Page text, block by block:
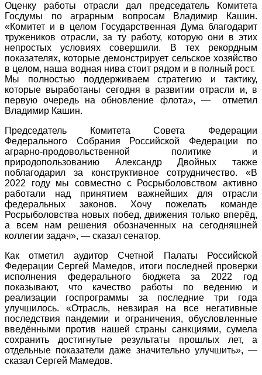
Оценку работы отрасли дал председатель Комитета
Госдумы по аграрным вопросам Владимир Кашин.
«Комитет и в целом Государственная Дума благодарит
тружеников отрасли, за ту работу, которую они в этих
непростых условиях совершили. В тех рекордным
показателях, которые демонстрирует сельское хозяйство
в целом, наша водная нива стоит рядом и в полный рост.
Мы полностью поддерживаем стратегию и тактику,
которые выработаны сегодня в развитии отрасли и, в
первую очередь на обновление флота», — отметил
Владимир Кашин.
Председатель Комитета Совета Федерации
Федерального Собрания Российской Федерации по
аграрно-продовольственной политике и
природопользованию Александр Двойных также
поблагодарил за конструктивное сотрудничество. «В
2022 году мы совместно с Росрыболовством активно
работали над принятием важнейших для отрасли
федеральных законов. Хочу пожелать команде
Росрыболовства новых побед, движения только вперёд,
а всем нам решения обозначенных на сегодняшней
коллегии задач», — сказал сенатор.
Как отметил аудитор Счетной Палаты Российской
Федерации Сергей Мамедов, итоги последней проверки
исполнения федерального бюджета за 2022 год
показывают, что качество работы по ведению и
реализации госпрограммы за последние три года
улучшилось. «Отрасль, невзирая на все негативные
последствия пандемии и ограничения, обусловленные
введёнными против нашей страны санкциями, сумела
сохранить достигнутые результаты прошлых лет, а
отдельные показатели даже значительно улучшить», —
сказал Сергей Мамедов.